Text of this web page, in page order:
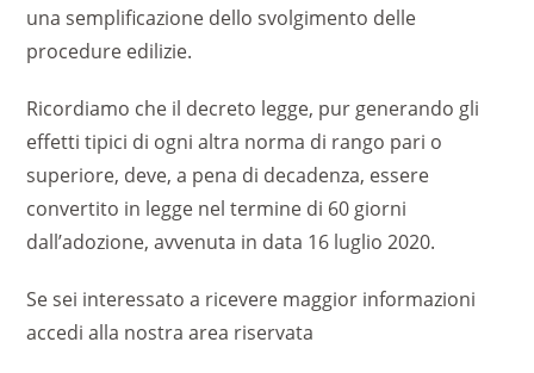
una semplificazione dello svolgimento delle
procedure edilizie.
Ricordiamo che il decreto legge, pur generando gli
effetti tipici di ogni altra norma di rango pari o
superiore, deve, a pena di decadenza, essere
convertito in legge nel termine di 60 giorni
dall’adozione, avvenuta in data 16 luglio 2020.
Se sei interessato a ricevere maggior informazioni
accedi alla nostra area riservata